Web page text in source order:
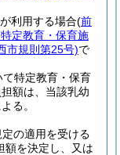
利用する場合(前
定教育・保育施
市規則第25号)で
特定教育・保育
額は、当該乳幼
る。
の適用を受ける
額を決定し、又は